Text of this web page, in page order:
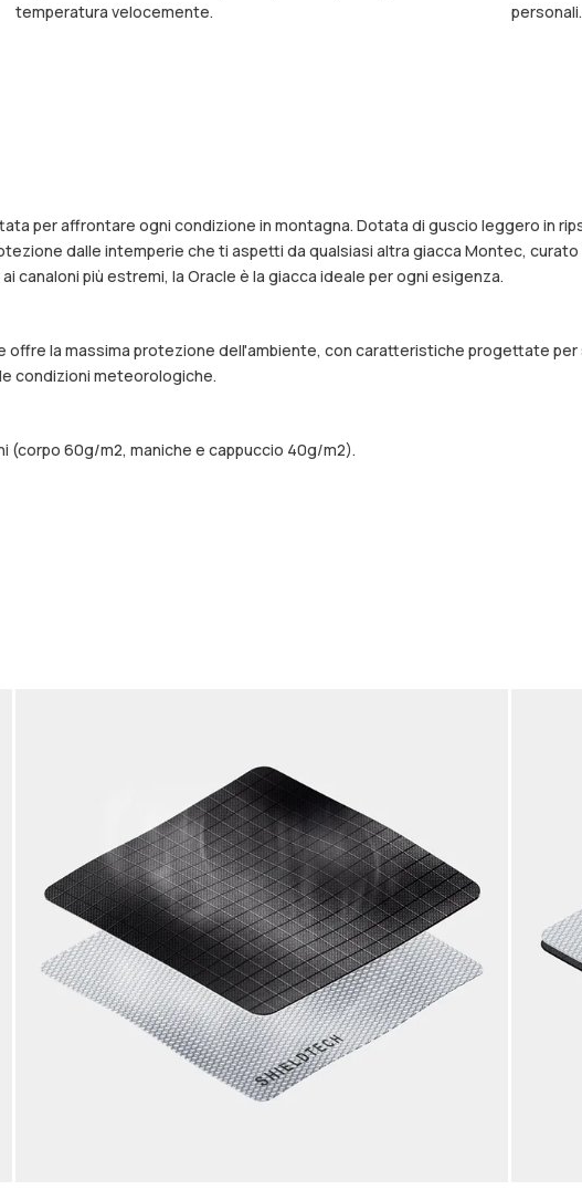
temperatura velocemente.
personali.
per affrontare ogni condizione in montagna. Dotata di guscio leggero in
dalle intemperie che ti aspetti da qualsiasi altra giacca Montec,
canaloni più estremi, la Oracle è la giacca ideale per ogni esigenza.
la massima protezione dell'ambiente, con caratteristiche progettate per
condizioni meteorologiche.
(corpo 60g/m2, maniche e cappuccio 40g/m2).